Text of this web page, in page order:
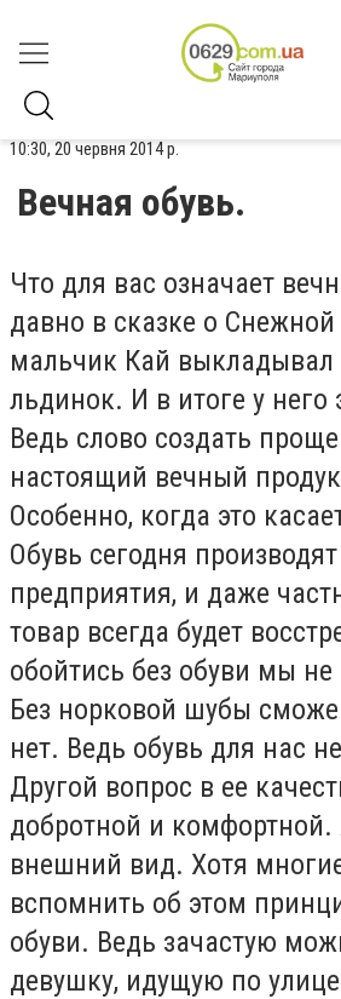
10:30, 20 червня 2014 р.
Вечная обувь.
Что для вас означает
давно в сказке о Снежной
мальчик Кай выкладывал
льдинок. И в итоге у
Ведь слово создать
настоящий вечный
Особенно, когда это
Обувь сегодня
предприятия, и даже
товар всегда будет
обойтись без обуви мы
Без норковой шубы
нет. Ведь обувь для нас
Другой вопрос в ее
добротной и
внешний вид. Хотя
вспомнить об этом
обуви. Ведь зачастую
девушку, идущую по